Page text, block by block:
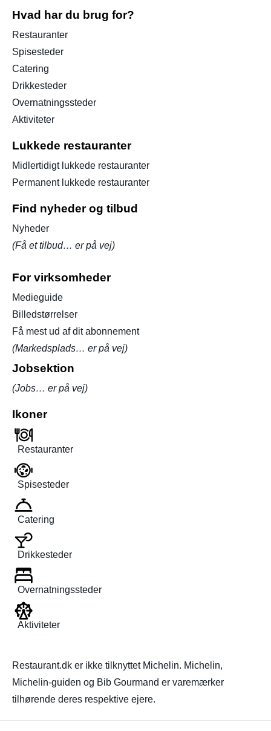
Hvad har du brug for?
Restauranter
Spisesteder
Catering
Drikkesteder
Overnatningssteder
Aktiviteter
Lukkede restauranter
Midlertidigt lukkede restauranter
Permanent lukkede restauranter
Find nyheder og tilbud
Nyheder
(Få et tilbud… er på vej)
For virksomheder
Medieguide
Billedstørrelser
Få mest ud af dit abonnement
(Markedsplads… er på vej)
Jobsektion
(Jobs… er på vej)
Ikoner
Restauranter
Spisesteder
Catering
Drikkesteder
Overnatningssteder
Aktiviteter
Restaurant.dk er ikke tilknyttet Michelin. Michelin,
Michelin-guiden og Bib Gourmand er varemærker
tilhørende deres respektive ejere.